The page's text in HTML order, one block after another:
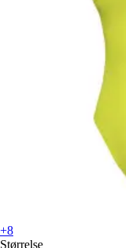
+8
Størrelse